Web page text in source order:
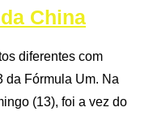
China
diferentes com
da Fórmula Um. Na
(13), foi a vez do